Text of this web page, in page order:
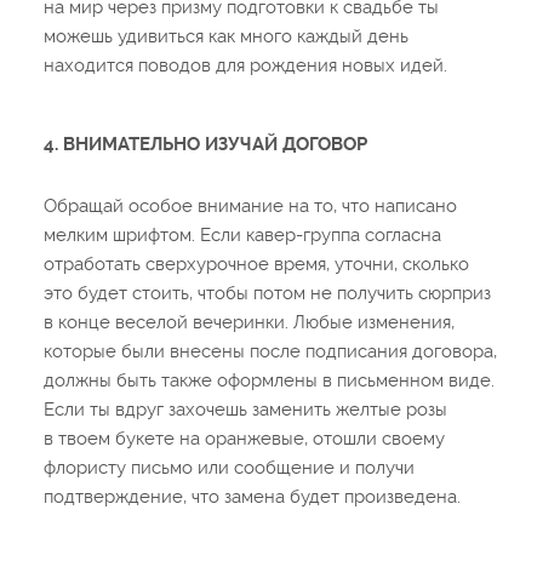
на мир через призму подготовки к свадьбе ты
можешь удивиться как много каждый день
находится поводов для рождения новых идей.
4. ВНИМАТЕЛЬНО ИЗУЧАЙ ДОГОВОР
Обращай особое внимание на то, что написано
мелким шрифтом. Если кавер-группа согласна
отработать сверхурочное время, уточни, сколько
это будет стоить, чтобы потом не получить сюрприз
в конце веселой вечеринки. Любые изменения,
которые были внесены после подписания договора,
должны быть также оформлены в письменном виде.
Если ты вдруг захочешь заменить желтые розы
в твоем букете на оранжевые, отошли своему
флористу письмо или сообщение и получи
подтверждение, что замена будет произведена.